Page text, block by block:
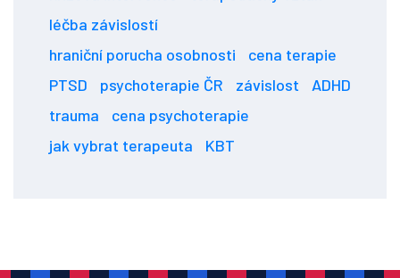
léčba závislostí
hraniční porucha osobnosti
cena terapie
PTSD
psychoterapie ČR závislost
ADHD
trauma
cena psychoterapie
jak vybrat terapeuta
KBT